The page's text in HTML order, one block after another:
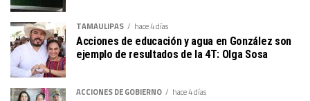
TAMAULIPAS hace 4 días
Acciones de educación y agua en González son
ejemplo de resultados de la 4T: Olga Sosa
ACCIONES DE GOBIERNO hace 4 días